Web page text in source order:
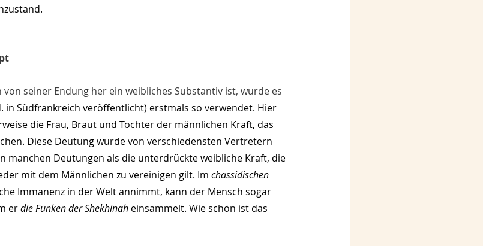
seiner Endung her ein weibliches Substantiv ist, wurde es
in Südfrankreich veröffentlicht) erstmals so verwendet. Hier
die Frau, Braut und Tochter der männlichen Kraft, das
Diese Deutung wurde von verschiedensten Vertretern
manchen Deutungen als die unterdrückte weibliche Kraft, die
mit dem Männlichen zu vereinigen gilt. Im chassidischen
Immanenz in der Welt annimmt, kann der Mensch sogar
er die Funken der Shekhinah einsammelt. Wie schön ist das